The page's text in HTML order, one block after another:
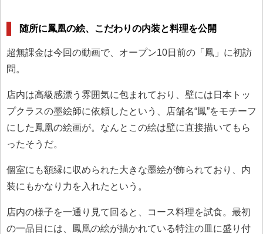
随所に鳳凰の絵、こだわりの内装と料理を公開
超無課金は今回の動画で、オープン10日前の「鳳」に初訪
問。
店内は高級感漂う雰囲気に包まれており、壁には日本トッ
プクラスの墨絵師に依頼したという、店舗名“鳳”をモチーフ
にした鳳凰の絵画が。なんとこの絵は壁に直接描いてもら
ったそうだ。
個室にも額縁に収められた大きな墨絵が飾られており、内
装にもかなり力を入れたという。
店内の様子を一通り見て回ると、コース料理を試食。最初
の一品目には、鳳凰の絵が描かれている特注の皿に盛り付